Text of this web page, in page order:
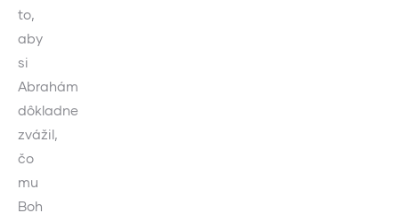
to,
aby
si
Abrahám
dôkladne
zvážil,
čo
mu
Boh